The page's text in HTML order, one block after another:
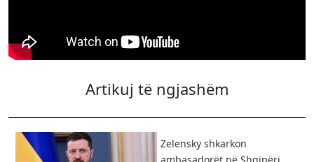
Artikuj të ngjashëm
Zelensky shkarkon